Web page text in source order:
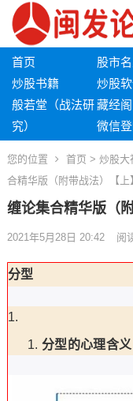
首页 股市
炒股书籍
炒股
般若堂（战法研
究）
藏经阁
微信
您的位置 首页 > 炒股大
合精华版（附带战法）【上
缠论集合精华版（
2021年5月28日 20:42 阅
分型
分型的心理含义